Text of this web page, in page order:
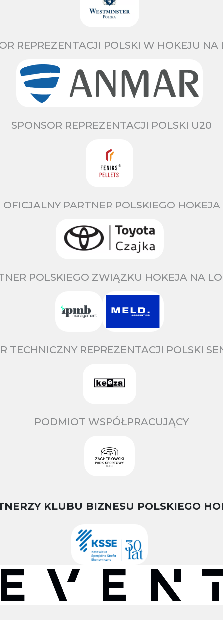
REPREZENTACJI POLSKI W HOKEJU NA
SPONSOR REPREZENTACJI POLSKI U20
OFICJALNY PARTNER POLSKIEGO HOKEJA
POLSKIEGO ZWIĄZKU HOKEJA NA
TECHNICZNY REPREZENTACJI POLSKI
PODMIOT WSPÓŁPRACUJĄCY
KLUBU BIZNESU POLSKIEGO